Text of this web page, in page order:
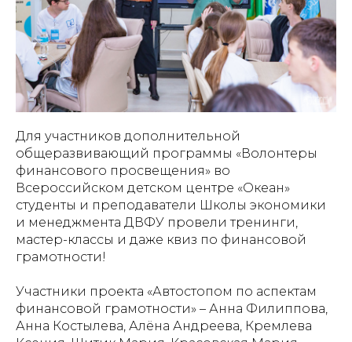
Для участников дополнительной
общеразвивающий программы «Волонтеры
финансового просвещения» во
Всероссийском детском центре «Океан»
студенты и преподаватели Школы экономики
и менеджмента ДВФУ провели тренинги,
мастер-классы и даже квиз по финансовой
грамотности!
Участники проекта «Автостопом по аспектам
финансовой грамотности» – Анна Филиппова,
Анна Костылева, Алёна Андреева, Кремлева